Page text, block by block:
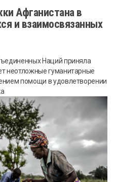
Афганистана в
и взаимосвязанных
Наций приняла
неотложные гуманитарные
помощи в удовлетворении